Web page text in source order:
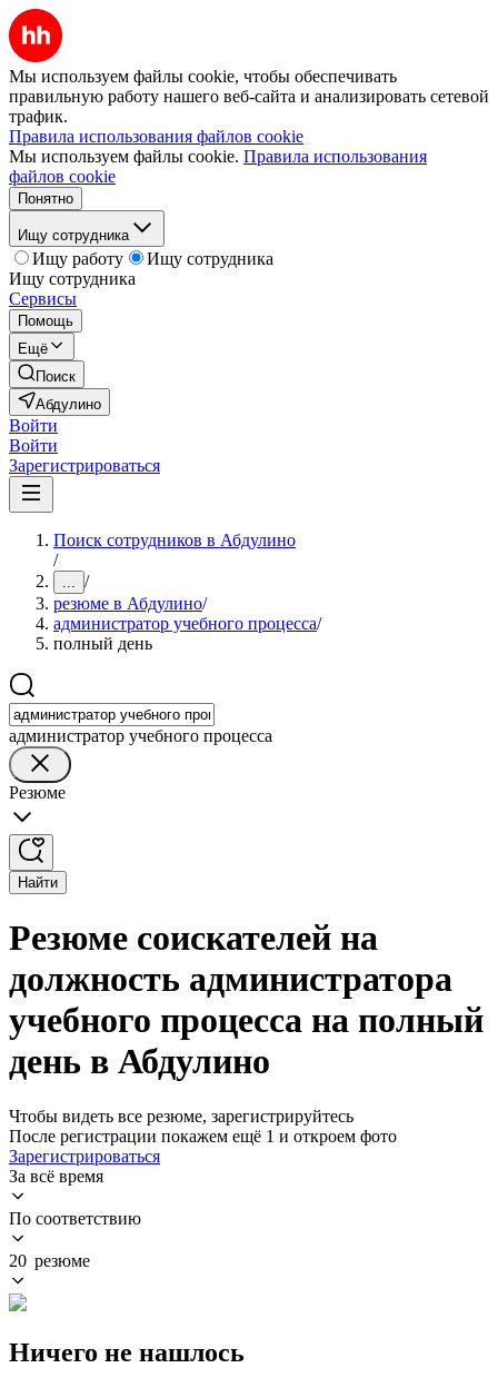
Мы используем файлы cookie, чтобы обеспечивать
правильную работу нашего веб-сайта и анализировать сетевой
трафик.
Правила использования файлов cookie
Мы используем файлы cookie. Правила использования
файлов cookie
Понятно
Ищу сотрудника
Ищу работу
Ищу сотрудника
Ищу сотрудника
Сервисы
Помощь
Ещё
Поиск
Абдулино
Войти
Войти
Зарегистрироваться
Поиск сотрудников в Абдулино
/
... /
резюме в Абдулино/
администратор учебного процесса/
полный день
администратор учебного процесса
Резюме
Найти
Резюме соискателей на
должность администратора
учебного процесса на полный
день в Абдулино
Чтобы видеть все резюме, зарегистрируйтесь
После регистрации покажем ещё 1 и откроем фото
Зарегистрироваться
За всё время
По соответствию
20 резюме
Ничего не нашлось